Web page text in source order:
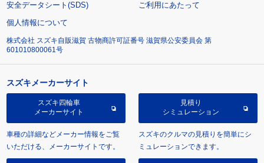
安全データシート(SDS)
ご利用にあたって
個人情報について
株式会社 スズキ自販滋賀 古物商許可証番号 滋賀県公安委員会 第
601010800061号
スズキメーカーサイト
スズキ四輪車
メーカーサイト
車種の詳細などメーカー情報をご覧
いただける、メーカーサイトです。
見積り
シミュレーション
スズキのクルマの見積りを簡単にシ
ミュレーションできます。